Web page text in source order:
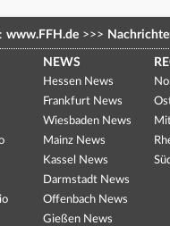
www.FFH.de >>>
NEWS
Hessen News
Frankfurt News
Wiesbaden News
Mainz News
Kassel News
Darmstadt News
Offenbach News
Gießen News